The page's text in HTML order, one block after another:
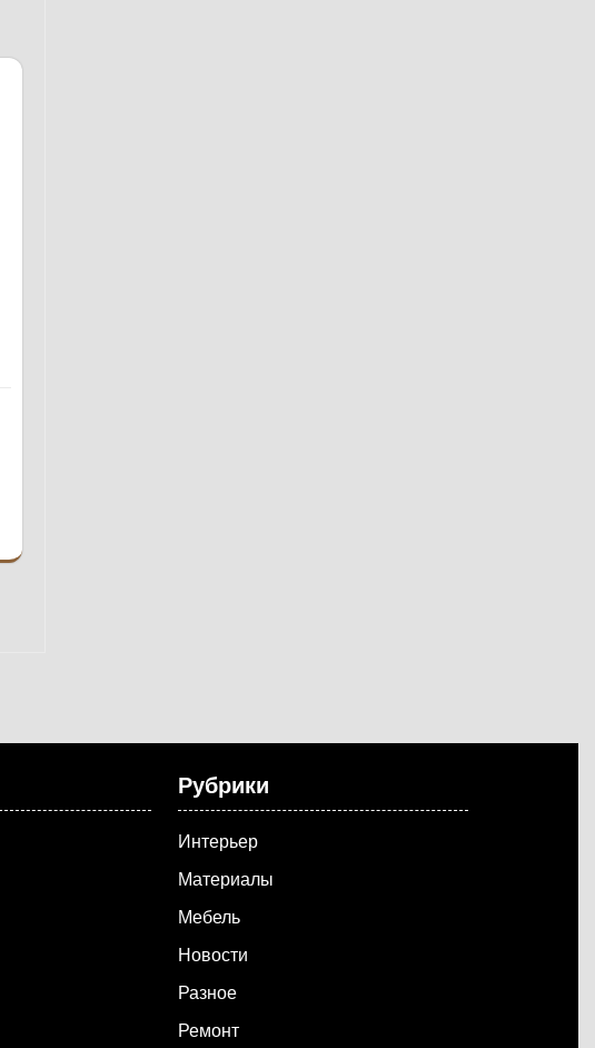
Рубрики
Интерьер
Материалы
Мебель
Новости
Разное
Ремонт